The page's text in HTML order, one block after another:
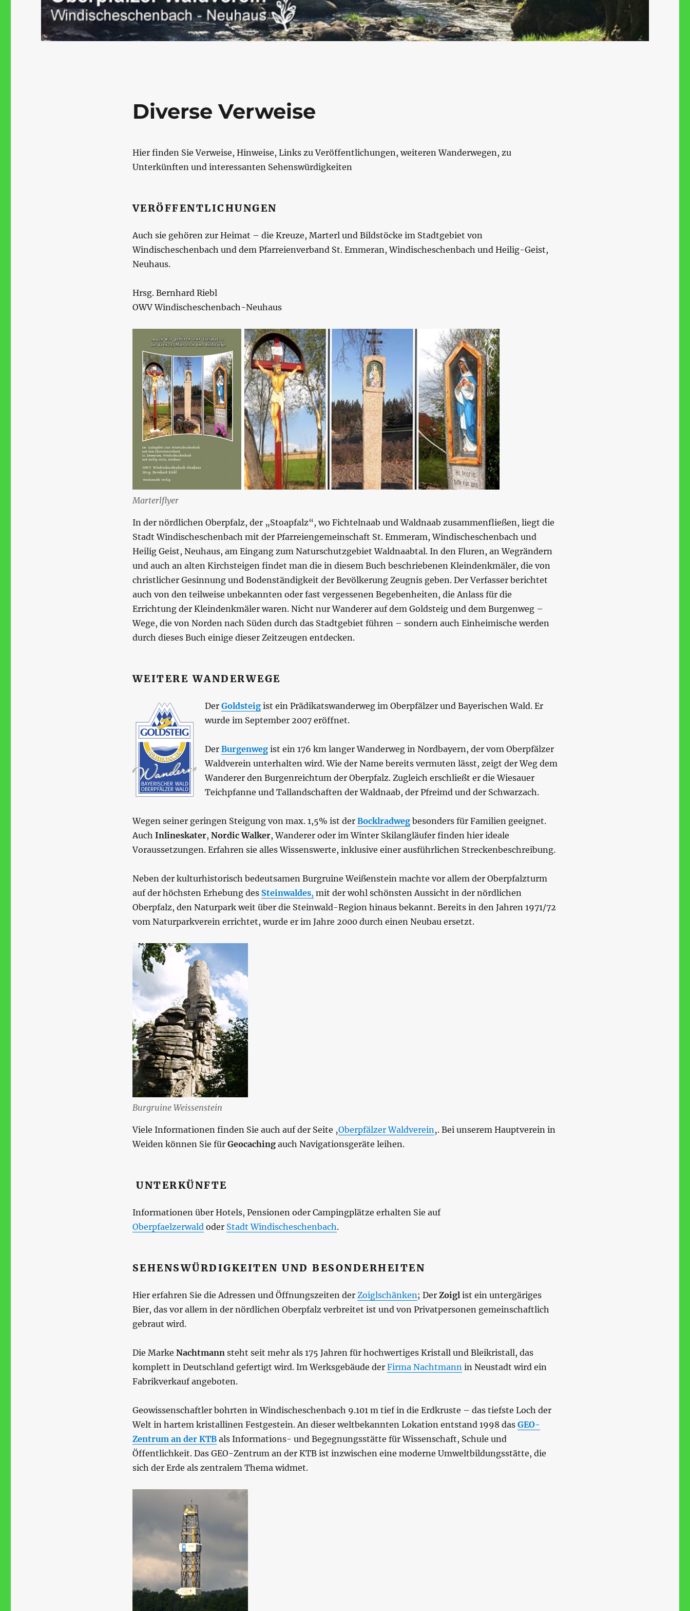
Diverse Verweise
Hier finden Sie Verweise, Hinweise, Links zu Veröffentlichungen, weiteren Wanderwegen, zu
Unterkünften und interessanten Sehenswürdigkeiten
VERÖFFENTLICHUNGEN
Auch sie gehören zur Heimat – die Kreuze, Marterl und Bildstöcke im Stadtgebiet von
Windischeschenbach und dem Pfarreienverband St. Emmeran, Windischeschenbach und Heilig-Geist,
Neuhaus.
Hrsg. Bernhard Riebl
OWV Windischeschenbach-Neuhaus
Marterlflyer
In der nördlichen Oberpfalz, der „Stoapfalz“, wo Fichtelnaab und Waldnaab zusammenfließen, liegt die
Stadt Windischeschenbach mit der Pfarreiengemeinschaft St. Emmeram, Windischeschenbach und
Heilig Geist, Neuhaus, am Eingang zum Naturschutzgebiet Waldnaabtal. In den Fluren, an Wegrändern
und auch an alten Kirchsteigen findet man die in diesem Buch beschriebenen Kleindenkmäler, die von
christlicher Gesinnung und Bodenständigkeit der Bevölkerung Zeugnis geben. Der Verfasser berichtet
auch von den teilweise unbekannten oder fast vergessenen Begebenheiten, die Anlass für die
Errichtung der Kleindenkmäler waren. Nicht nur Wanderer auf dem Goldsteig und dem Burgenweg –
Wege, die von Norden nach Süden durch das Stadtgebiet führen – sondern auch Einheimische werden
durch dieses Buch einige dieser Zeitzeugen entdecken.
WEITERE WANDERWEGE
Der Goldsteigist ein Prädikatswanderweg im Oberpfälzer und Bayerischen Wald. Er
wurde im September 2007 eröffnet.
Der Burgenweg ist ein 176 km langer Wanderweg in Nordbayern, der vom Oberpfälzer
Waldverein unterhalten wird. Wie der Name bereits vermuten lässt, zeigt der Weg dem
Wanderer den Burgenreichtum der Oberpfalz. Zugleich erschließt er die Wiesauer
Teichpfanne und Tallandschaften der Waldnaab, der Pfreimd und der Schwarzach.
Wegen seiner geringen Steigung von max. 1,5% ist der Bocklradwegbesonders für Familien geeignet.
Auch Inlineskater, Nordic Walker, Wanderer oder im Winter Skilangläufer finden hier ideale
Voraussetzungen. Erfahren sie alles Wissenswerte, inklusive einer ausführlichen Streckenbeschreibung.
Neben der kulturhistorisch bedeutsamen Burgruine Weißenstein machte vor allem der Oberpfalzturm
auf der höchsten Erhebung des Steinwaldes, mit der wohl schönsten Aussicht in der nördlichen
Oberpfalz, den Naturpark weit über die Steinwald-Region hinaus bekannt. Bereits in den Jahren 1971/72
vom Naturparkverein errichtet, wurde er im Jahre 2000 durch einen Neubau ersetzt.
Burgruine Weissenstein
Viele Informationen finden Sie auch auf der Seite ‚Oberpfälzer Waldverein‚. Bei unserem Hauptverein in
Weiden können Sie für Geocachingauch Navigationsgeräte leihen.
UNTERKÜNFTE
Informationen über Hotels, Pensionen oder Campingplätze erhalten Sie auf
Oberpfaelzerwaldoder Stadt Windischeschenbach.
SEHENSWÜRDIGKEITEN UND BESONDERHEITEN
Hier erfahren Sie die Adressen und Öffnungszeiten der Zoiglschänken; Der Zoiglist ein untergäriges
Bier, das vor allem in der nördlichen Oberpfalz verbreitet ist und von Privatpersonen gemeinschaftlich
gebraut wird.
Die Marke Nachtmannsteht seit mehr als 175 Jahren für hochwertiges Kristall und Bleikristall, das
komplett in Deutschland gefertigt wird. Im Werksgebäude der Firma Nachtmannin Neustadt wird ein
Fabrikverkauf angeboten.
Geowissenschaftler bohrten in Windischeschenbach 9.101 m tief in die Erdkruste – das tiefste Loch der
Welt in hartem kristallinen Festgestein. An dieser weltbekannten Lokation entstand 1998 das GEO-
Zentrum an der KTBals Informations- und Begegnungsstätte für Wissenschaft, Schule und
Öffentlichkeit. Das GEO-Zentrum an der KTB ist inzwischen eine moderne Umweltbildungsstätte, die
sich der Erde als zentralem Thema widmet.